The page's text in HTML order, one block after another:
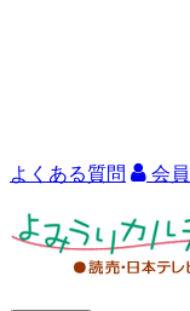
よくある質問 会